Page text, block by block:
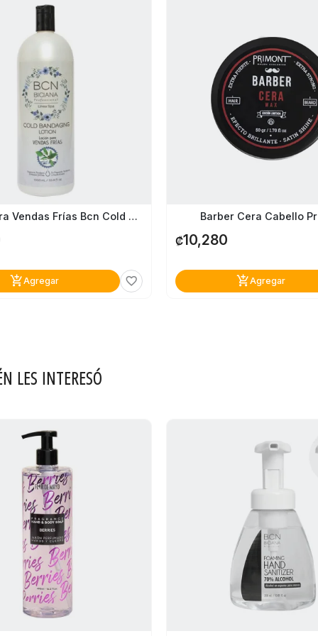
Loción Para Vendas Frías Bcn Cold Bandaging Lotion
add_shopping_cartAgregar favorite_border
Barber Cera Cabello
₡10,280
add_shopping_cartAgregar
LES INTERESÓ